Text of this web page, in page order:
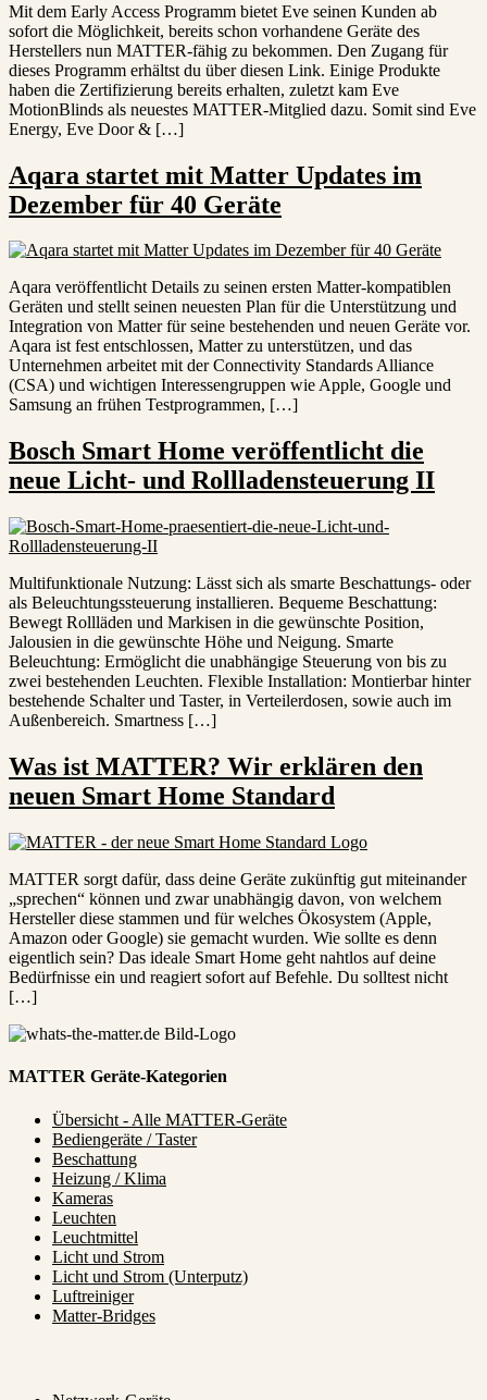
Mit dem Early Access Programm bietet Eve seinen Kunden ab
sofort die Möglichkeit, bereits schon vorhandene Geräte des
Herstellers nun MATTER-fähig zu bekommen. Den Zugang für
dieses Programm erhältst du über diesen Link. Einige Produkte
haben die Zertifizierung bereits erhalten, zuletzt kam Eve
MotionBlinds als neuestes MATTER-Mitglied dazu. Somit sind Eve
Energy, Eve Door & […]
Aqara startet mit Matter Updates im
Dezember für 40 Geräte
Aqara veröffentlicht Details zu seinen ersten Matter-kompatiblen
Geräten und stellt seinen neuesten Plan für die Unterstützung und
Integration von Matter für seine bestehenden und neuen Geräte vor.
Aqara ist fest entschlossen, Matter zu unterstützen, und das
Unternehmen arbeitet mit der Connectivity Standards Alliance
(CSA) und wichtigen Interessengruppen wie Apple, Google und
Samsung an frühen Testprogrammen, […]
Bosch Smart Home veröffentlicht die
neue Licht- und Rollladensteuerung II
Multifunktionale Nutzung: Lässt sich als smarte Beschattungs- oder
als Beleuchtungssteuerung installieren. Bequeme Beschattung:
Bewegt Rollläden und Markisen in die gewünschte Position,
Jalousien in die gewünschte Höhe und Neigung. Smarte
Beleuchtung: Ermöglicht die unabhängige Steuerung von bis zu
zwei bestehenden Leuchten. Flexible Installation: Montierbar hinter
bestehende Schalter und Taster, in Verteilerdosen, sowie auch im
Außenbereich. Smartness […]
Was ist MATTER? Wir erklären den
neuen Smart Home Standard
MATTER sorgt dafür, dass deine Geräte zukünftig gut miteinander
„sprechen“ können und zwar unabhängig davon, von welchem
Hersteller diese stammen und für welches Ökosystem (Apple,
Amazon oder Google) sie gemacht wurden. Wie sollte es denn
eigentlich sein? Das ideale Smart Home geht nahtlos auf deine
Bedürfnisse ein und reagiert sofort auf Befehle. Du solltest nicht
[…]
MATTER Geräte-Kategorien
Übersicht - Alle MATTER-Geräte
Bediengeräte / Taster
Beschattung
Heizung / Klima
Kameras
Leuchten
Leuchtmittel
Licht und Strom
Licht und Strom (Unterputz)
Luftreiniger
Matter-Bridges